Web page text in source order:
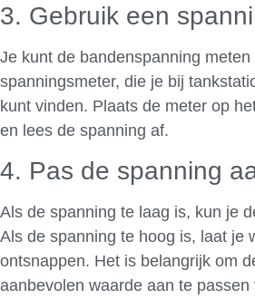
3. Gebruik een
Je kunt de bandenspanning meten
spanningsmeter, die je bij
kunt vinden. Plaats de meter op
en lees de spanning af.
4. Pas de spanning
Als de spanning te laag is, kun je
Als de spanning te hoog is, laat je
ontsnappen. Het is belangrijk om
aanbevolen waarde aan te passen